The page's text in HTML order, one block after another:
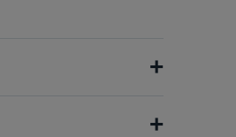
+
+